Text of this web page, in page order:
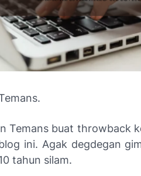
Temans buat throwback
ini. Agak degdegan
tahun silam.